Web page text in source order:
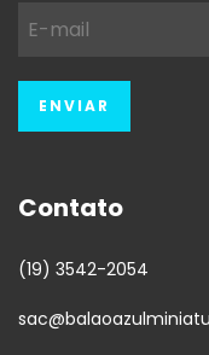
Contato
(19) 3542-2054